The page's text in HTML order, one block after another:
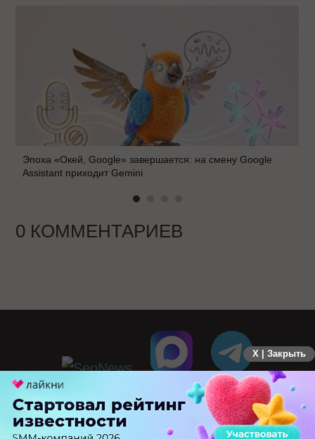
Эпоха «Окей, Google» завершается: на смену Google
Assistant приходит Gemini
0 КОММЕНТАРИЕВ
X | Закрыть
ПЕРЕЙТИ НА ПОЛНУЮ ВЕРСИЮ
© SEOnews.ru Все права защищены. 2026